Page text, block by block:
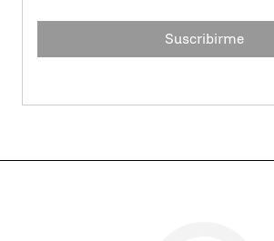
Suscribirme